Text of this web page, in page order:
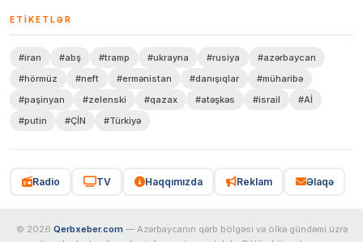
ETIKETLƏR
#iran #abş #tramp #ukrayna #rusiya
#azərbaycan
#hörmüz
#neft #ermənistan #danışıqlar
#müharibə
#paşinyan
#zelenski #qazax #atəşkəs #israil
#Aİ
#putin
#ÇİN #Türkiyə
Radio TV Haqqımızda Reklam Əlaqə
© 2026 Qerbxeber.com — Azərbaycanın qərb bölgəsi və ölkə gündəmi üzrə